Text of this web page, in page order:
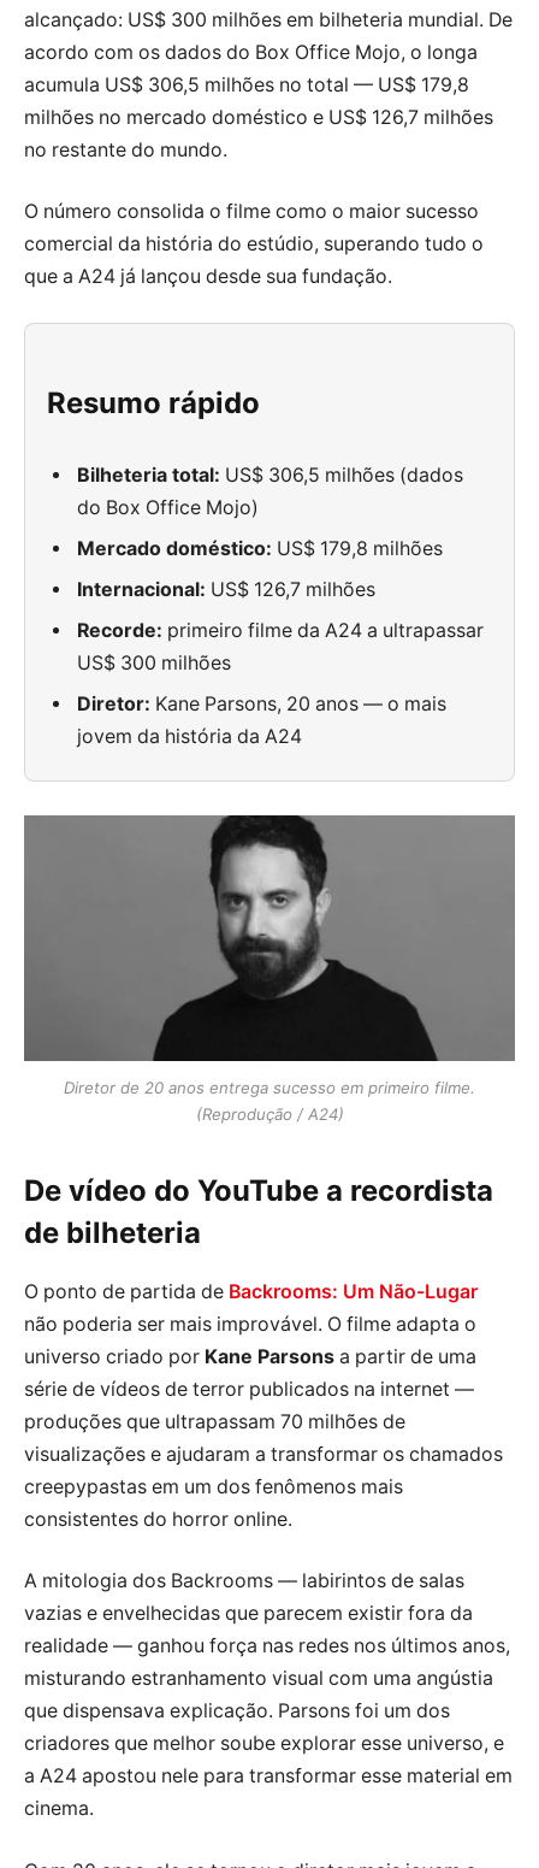
alcançado: US$ 300 milhões em bilheteria mundial. De
acordo com os dados do Box Office Mojo, o longa
acumula US$ 306,5 milhões no total — US$ 179,8
milhões no mercado doméstico e US$ 126,7 milhões
no restante do mundo.
O número consolida o filme como o maior sucesso
comercial da história do estúdio, superando tudo o
que a A24 já lançou desde sua fundação.
Resumo rápido
Bilheteria total: US$ 306,5 milhões (dados
do Box Office Mojo)
Mercado doméstico: US$ 179,8 milhões
Internacional: US$ 126,7 milhões
Recorde: primeiro filme da A24 a ultrapassar
US$ 300 milhões
Diretor: Kane Parsons, 20 anos — o mais
jovem da história da A24
Diretor de 20 anos entrega sucesso em primeiro filme.
(Reprodução / A24)
De vídeo do YouTube a recordista
de bilheteria
O ponto de partida de Backrooms: Um Não-Lugar
não poderia ser mais improvável. O filme adapta o
universo criado por Kane Parsons a partir de uma
série de vídeos de terror publicados na internet —
produções que ultrapassam 70 milhões de
visualizações e ajudaram a transformar os chamados
creepypastas em um dos fenômenos mais
consistentes do horror online.
A mitologia dos Backrooms — labirintos de salas
vazias e envelhecidas que parecem existir fora da
realidade — ganhou força nas redes nos últimos anos,
misturando estranhamento visual com uma angústia
que dispensava explicação. Parsons foi um dos
criadores que melhor soube explorar esse universo, e
a A24 apostou nele para transformar esse material em
cinema.